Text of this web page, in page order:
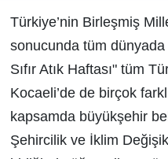
Türkiye’nin Birleşmiş
sonucunda tüm
Sıfır Atık Haftası" tüm
Kocaeli’de de birçok
kapsamda büyükşehir
Şehircilik ve İklim